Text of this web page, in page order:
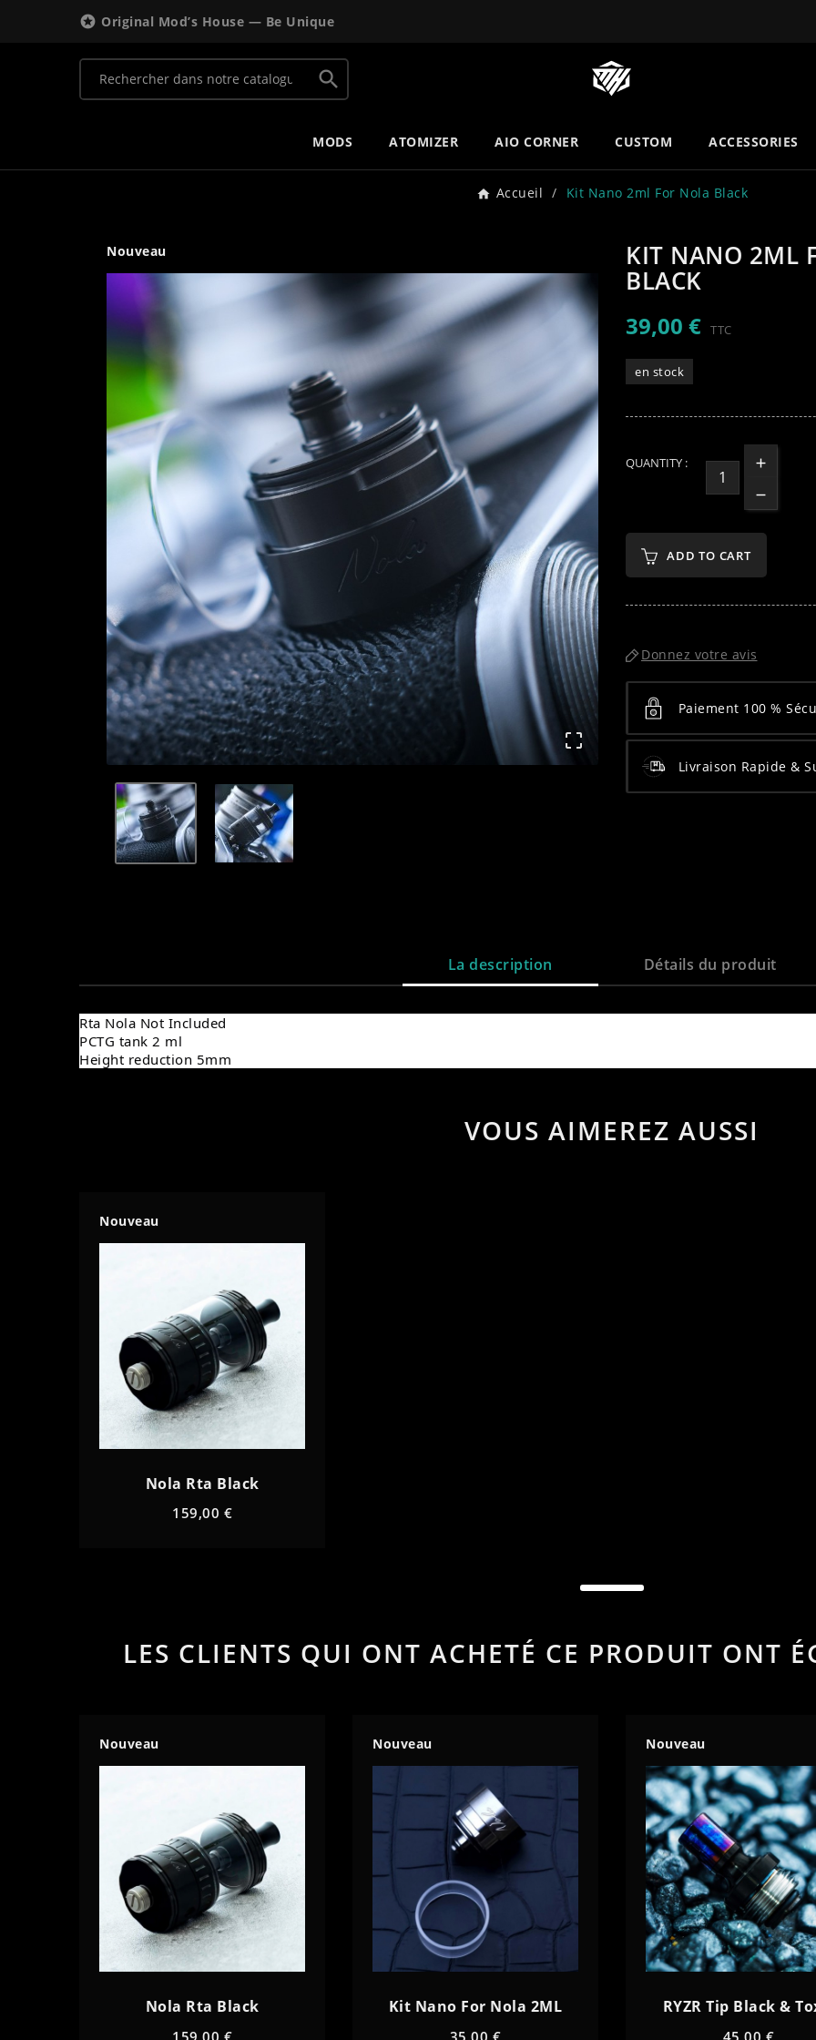
 Original Mod’s House — Be Unique

MODS ATOMIZER AIO CORNER CUSTOM ACCESSORIES
Accueil Kit Nano 2ml For Nola Black
Nouveau

KIT NANO 2ML
BLACK
39,00 € TTC
en stock
QUANTITY :
ADD TO CART
Donnez votre avis
Paiement 100 %
Livraison Rapide &
La description Détails du produit
Rta Nola Not Included
PCTG tank 2 ml
Height reduction 5mm
VOUS AIMEREZ AUSSI
Nouveau
Nola Rta Black
159,00 €
LES CLIENTS QUI ONT ACHETÉ CE PRODUIT ONT
Nouveau
Nola Rta Black
159,00 €
Nouveau
Kit Nano For Nola 2ML
35,00 €
Nouveau
RYZR Tip Black &
45,00 €